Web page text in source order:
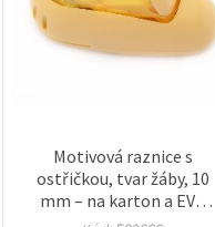
Motivová raznice s
ostřičkou, tvar žáby, 10
mm – na karton a EVA
pěnovku; ideální na